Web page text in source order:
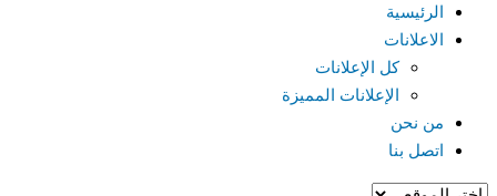
الرئيسية
الاعلانات
كل الإعلانات
الإعلانات المميزة
من نحن
اتصل بنا